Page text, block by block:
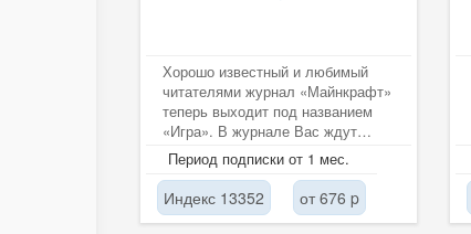
Хорошо известный и любимый
читателями журнал «Майнкрафт»
теперь выходит под названием
«Игра». В журнале Вас ждут
обзорные статьи по материалам
для...
Период подписки от 1 мес.
Индекс 13352 от 676 p